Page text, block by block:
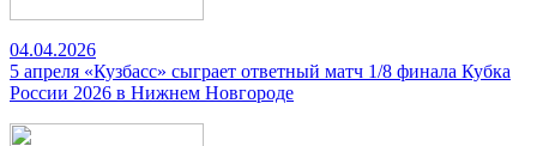
04.04.2026
5 апреля «Кузбасс» сыграет ответный матч 1/8 финала Кубка
России 2026 в Нижнем Новгороде